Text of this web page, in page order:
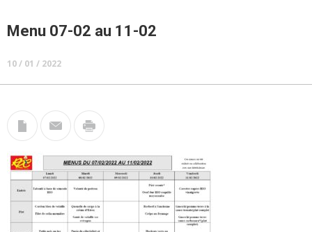
Menu 07-02 au 11-02
10 / 01 / 2022